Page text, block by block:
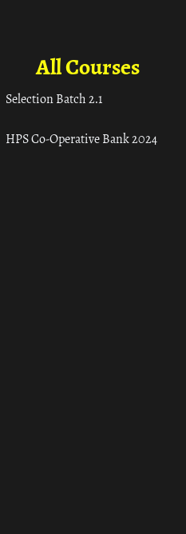
All Courses
Selection Batch 2.1
HPS Co-Operative Bank 2024